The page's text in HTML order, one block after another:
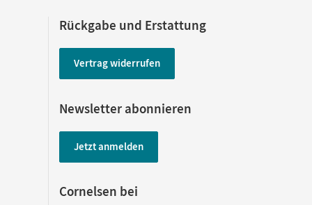
Rückgabe und Erstattung
Vertrag widerrufen
Newsletter abonnieren
Jetzt anmelden
Cornelsen bei